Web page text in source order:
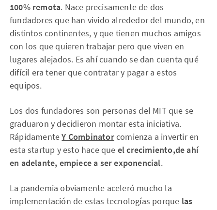
100% remota. Nace precisamente de dos
fundadores que han vivido alrededor del mundo, en
distintos continentes, y que tienen muchos amigos
con los que quieren trabajar pero que viven en
lugares alejados. Es ahí cuando se dan cuenta qué
difícil era tener que contratar y pagar a estos
equipos.
Los dos fundadores son personas del MIT que se
graduaron y decidieron montar esta iniciativa.
RápidamenteY Combinatorcomienza a invertir en
esta startup y esto hace que el crecimiento,de ahí
en adelante, empiece a ser exponencial.
La pandemia obviamente aceleró mucho la
implementación de estas tecnologías porque las